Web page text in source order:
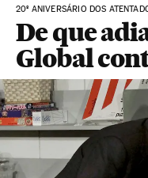
20º ANIVERSÁRIO DOS
De que
Global